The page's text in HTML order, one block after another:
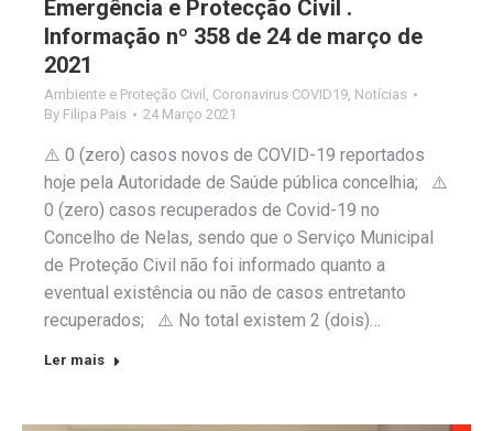
Emergência e Protecção Civil .
Informação nº 358 de 24 de março de
2021
Ambiente e Proteção Civil Coronavirus COVID19 Notícias
By Filipa Pais 24 Março 2021
⚠️ 0 (zero) casos novos de COVID-19 reportados
hoje pela Autoridade de Saúde pública concelhia; ⚠️
0 (zero) casos recuperados de Covid-19 no
Concelho de Nelas, sendo que o Serviço Municipal
de Proteção Civil não foi informado quanto a
eventual existência ou não de casos entretanto
recuperados; ⚠️ No total existem 2 (dois)…
Ler mais